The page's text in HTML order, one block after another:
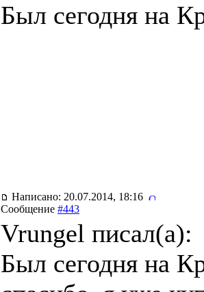
Был сегодня на
Написано: 20.07.2014, 18:16
Сообщение #443
Vrungel писал(a):
Был сегодня на